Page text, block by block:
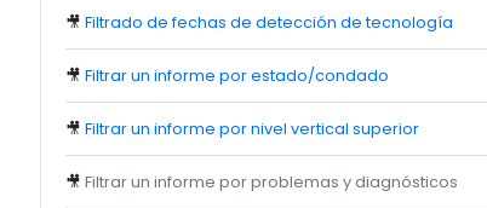
🎥 Filtrado de fechas de detección de tecnología
🎥 Filtrar un informe por estado/condado
🎥 Filtrar un informe por nivel vertical superior
🎥 Filtrar un informe por problemas y diagnósticos